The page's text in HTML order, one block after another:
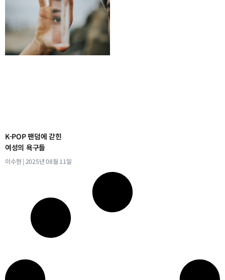
K-POP 팬덤에 갇힌
여성의 욕구들
이수현 2025년 08월 11일